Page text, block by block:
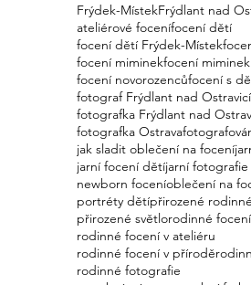
Frýdek-MístekFrýdlant nad
ateliérové focenífocení dětí
focení dětí Frýdek-Místek
focení miminekfocení
focení novorozencůfocení s
fotograf Frýdlant nad Ostravicí
fotografka Frýdlant nad
fotografka Ostrava
jak sladit oblečení na focení
jarní focení dětíjarní fotografie
newborn foceníoblečení na
portréty dětípřirozené
přirozené světlorodinné focení
rodinné focení v ateliéru
rodinné focení v přírodě
rodinné fotografie